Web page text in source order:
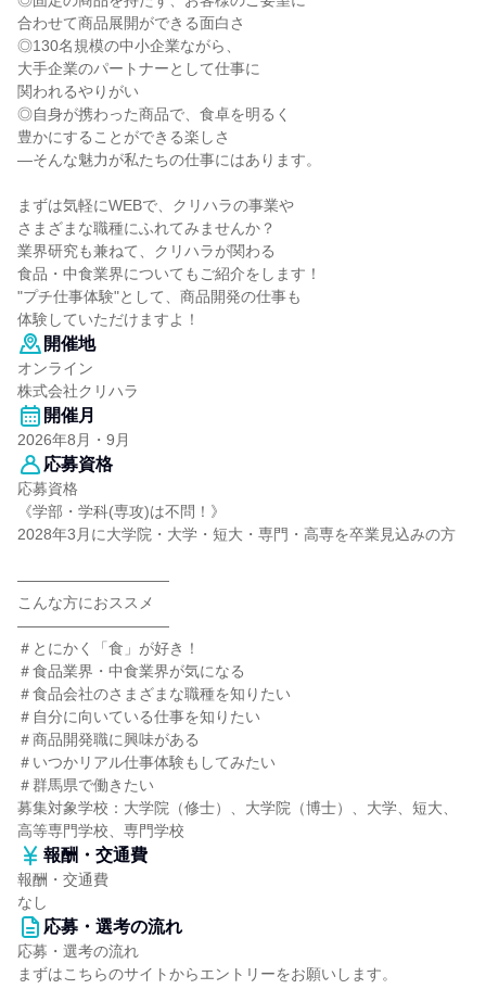
合わせて商品展開ができる面白さ
◎130名規模の中小企業ながら、
大手企業のパートナーとして仕事に
関われるやりがい
◎自身が携わった商品で、食卓を明るく
豊かにすることができる楽しさ
―そんな魅力が私たちの仕事にはあります。
まずは気軽にWEBで、クリハラの事業や
さまざまな職種にふれてみませんか？
業界研究も兼ねて、クリハラが関わる
食品・中食業界についてもご紹介をします！
"プチ仕事体験"として、商品開発の仕事も
体験していただけますよ！
開催地
オンライン
株式会社クリハラ
開催月
2026年8月・9月
応募資格
応募資格
《学部・学科(専攻)は不問！》
2028年3月に大学院・大学・短大・専門・高専を卒業見込みの方
――――――――――
こんな方におススメ
――――――――――
＃とにかく「食」が好き！
＃食品業界・中食業界が気になる
＃食品会社のさまざまな職種を知りたい
＃自分に向いている仕事を知りたい
＃商品開発職に興味がある
＃いつかリアル仕事体験もしてみたい
＃群馬県で働きたい
募集対象学校：大学院（修士）、大学院（博士）、大学、短大、
高等専門学校、専門学校
報酬・交通費
報酬・交通費
なし
応募・選考の流れ
応募・選考の流れ
まずはこちらのサイトからエントリーをお願いします。